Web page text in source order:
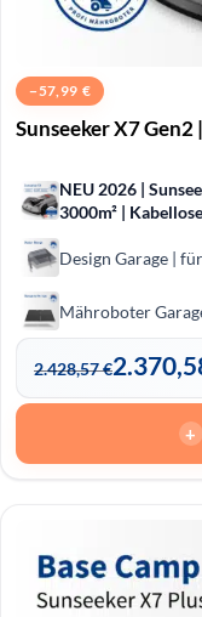
−57,99 €
Sunseeker X7
NEU 2026 |
3000m² |
Design Garage |
Mähroboter
2.428,57€
+